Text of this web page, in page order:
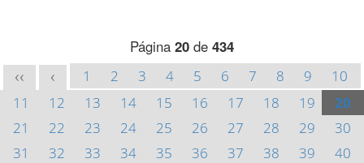
Página 20 de 434
<< < 1 2 3 4 5 6 7 8 9
10
11
12 13 14 15 16 17 18 19
20
21
22 23 24 25 26 27 28 29
30
31
32 33 34 35 36 37 38 39
40